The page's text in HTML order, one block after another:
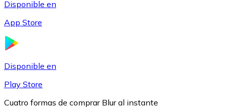
Disponible en
App Store
Disponible en
Play Store
Cuatro formas de comprar Blur al instante